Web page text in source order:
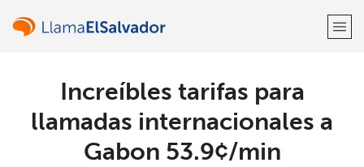
¡Bienvenido!
Increíbles tarifas para
llamadas internacionales a
Gabon ⁦53.9¢⁩/min